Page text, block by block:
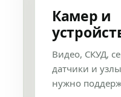
Камер и
Видео, СКУД,
датчики и
нужно